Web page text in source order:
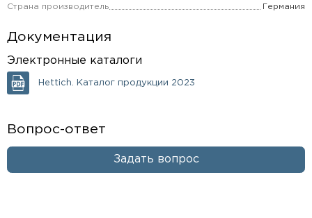
Страна производитель Германия
Документация
Электронные каталоги
Hettich. Каталог продукции 2023
Вопрос-ответ
Задать вопрос